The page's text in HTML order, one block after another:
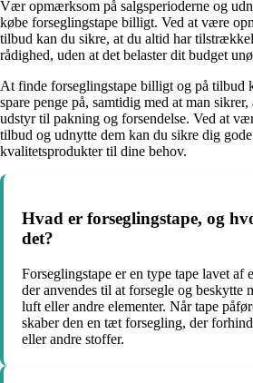
Vær opmærksom på salgsperioderne og
købe forseglingstape billigt. Ved at være
tilbud kan du sikre, at du altid har
rådighed, uden at det belaster dit budget
At finde forseglingstape billigt og på tilbud
spare penge på, samtidig med at man
udstyr til pakning og forsendelse. Ved at
tilbud og udnytte dem kan du sikre dig
kvalitetsprodukter til dine behov.
Hvad er forseglingstape, og
det?
Forseglingstape er en type tape lavet af
der anvendes til at forsegle og beskytte
luft eller andre elementer. Når tape
skaber den en tæt forsegling, der
eller andre stoffer.